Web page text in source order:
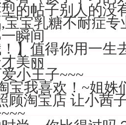
的帖子别人的没
宝宝乳糖不耐症专
瞬间
！】值得你用一
美丽
小王子~~~
宝我喜欢！~姐姝
淘宝店 让小茜